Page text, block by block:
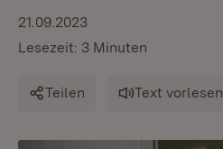
21.09.2023
Lesezeit: 3 Minuten
Teilen Text vorlesen